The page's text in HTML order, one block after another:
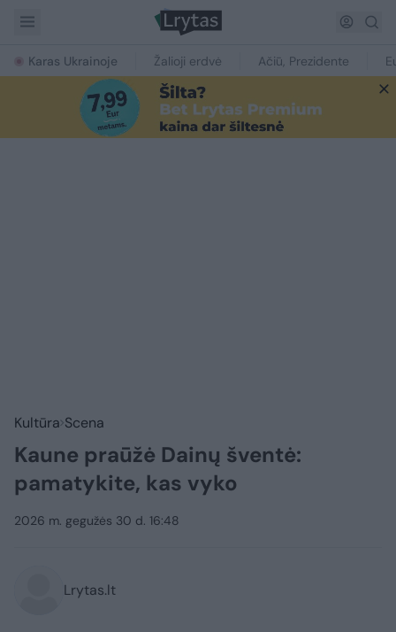
Karas Ukrainoje Žalioji erdvė Ačiū, Prezidente
Kultūra Scena
Kaune praūžė Dainų šventė:
pamatykite, kas vyko
2026 m. gegužės 30 d. 16:48
Lrytas.lt